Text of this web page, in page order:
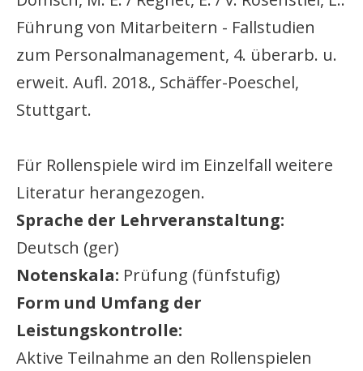
Führung von Mitarbeitern - Fallstudien
zum Personalmanagement, 4. überarb. u.
erweit. Aufl. 2018., Schäffer-Poeschel,
Stuttgart.
Für Rollenspiele wird im Einzelfall weitere
Literatur herangezogen.
Sprache der Lehrveranstaltung:
Deutsch (ger)
Notenskala: Prüfung (fünfstufig)
Form und Umfang der
Leistungskontrolle:
Aktive Teilnahme an den Rollenspielen